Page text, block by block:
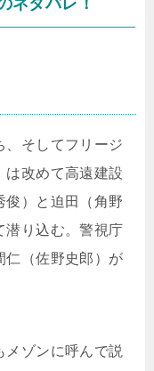
ネタバレ！
、そしてフリージ
は改めて高遠建設
俊）と迫田（角野
潜り込む。警視庁
仁（佐野史郎）が
メゾンに呼んで説